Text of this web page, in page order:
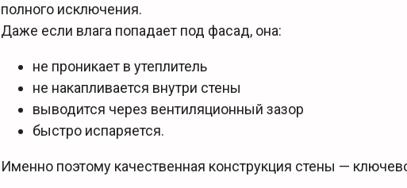
полного исключения.
Даже если влага попадает под фасад, она:
не проникает в утеплитель
не накапливается внутри стены
выводится через вентиляционный зазор
быстро испаряется.
Именно поэтому качественная конструкция стены —